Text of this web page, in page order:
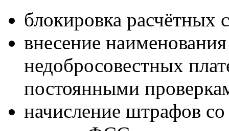
блокировка расчётных
внесение
недобросовестных
постоянными
начисление штрафов